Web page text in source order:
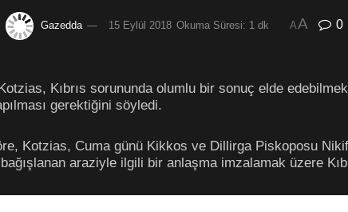
Gazedda 15 Eylül 2018 Okuma Süresi: 1 dk AA 0
Kıbrıs sorununda olumlu bir sonuç elde
gerektiğini söyledi.
Kotzias, Cuma günü Kikkos ve Dillirga Piskoposu
araziyle ilgili bir anlaşma imzalamak üzere